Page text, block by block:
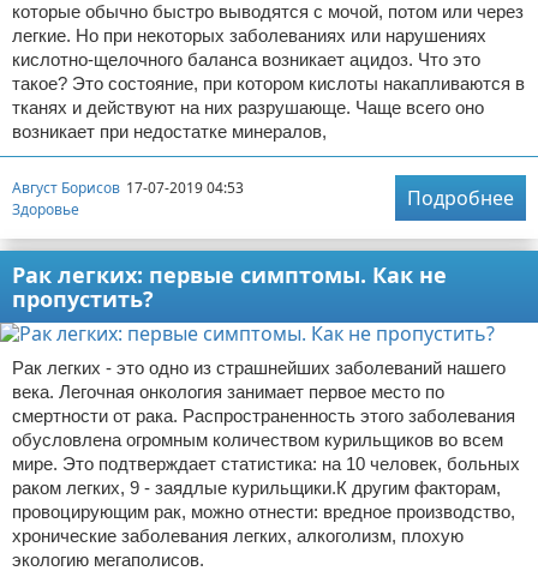
которые обычно быстро выводятся с мочой, потом или через
легкие. Но при некоторых заболеваниях или нарушениях
кислотно-щелочного баланса возникает ацидоз. Что это
такое? Это состояние, при котором кислоты накапливаются в
тканях и действуют на них разрушающе. Чаще всего оно
возникает при недостатке минералов,
Август Борисов 17-07-2019 04:53
Здоровье
Подробнее
Рак легких: первые симптомы. Как не
пропустить?
Рак легких - это одно из страшнейших заболеваний нашего
века. Легочная онкология занимает первое место по
смертности от рака. Распространенность этого заболевания
обусловлена огромным количеством курильщиков во всем
мире. Это подтверждает статистика: на 10 человек, больных
раком легких, 9 - заядлые курильщики.К другим факторам,
провоцирующим рак, можно отнести: вредное производство,
хронические заболевания легких, алкоголизм, плохую
экологию мегаполисов.